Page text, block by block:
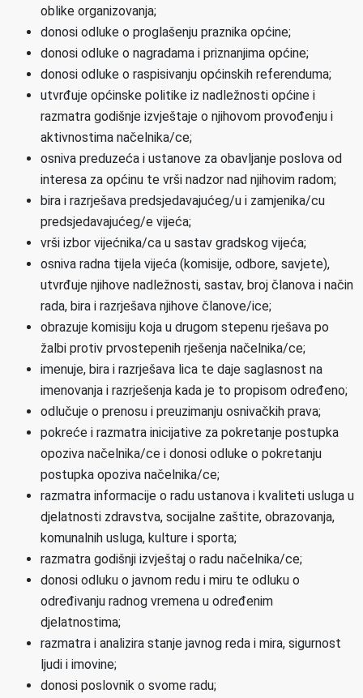
oblike organizovanja;
donosi odluke o proglašenju praznika općine;
donosi odluke o nagradama i priznanjima općine;
donosi odluke o raspisivanju općinskih referenduma;
utvrđuje općinske politike iz nadležnosti općine i
razmatra godišnje izvještaje o njihovom provođenju i
aktivnostima načelnika/ce;
osniva preduzeća i ustanove za obavljanje poslova od
interesa za općinu te vrši nadzor nad njihovim radom;
bira i razrješava predsjedavajućeg/u i zamjenika/cu
predsjedavajućeg/e vijeća;
vrši izbor vijećnika/ca u sastav gradskog vijeća;
osniva radna tijela vijeća (komisije, odbore, savjete),
utvrđuje njihove nadležnosti, sastav, broj članova i način
rada, bira i razrješava njihove članove/ice;
obrazuje komisiju koja u drugom stepenu rješava po
žalbi protiv prvostepenih rješenja načelnika/ce;
imenuje, bira i razrješava lica te daje saglasnost na
imenovanja i razrješenja kada je to propisom određeno;
odlučuje o prenosu i preuzimanju osnivačkih prava;
pokreće i razmatra inicijative za pokretanje postupka
opoziva načelnika/ce i donosi odluke o pokretanju
postupka opoziva načelnika/ce;
razmatra informacije o radu ustanova i kvaliteti usluga u
djelatnosti zdravstva, socijalne zaštite, obrazovanja,
komunalnih usluga, kulture i sporta;
razmatra godišnji izvještaj o radu načelnika/ce;
donosi odluku o javnom redu i miru te odluku o
određivanju radnog vremena u određenim
djelatnostima;
razmatra i analizira stanje javnog reda i mira, sigurnost
ljudi i imovine;
donosi poslovnik o svome radu;